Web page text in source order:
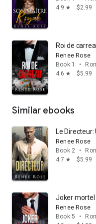
4.9 star $2.99
Roi de
Renee Rose
Book 1
•
4.6 star $5.99
Similar ebooks
Le
Renee Rose
Book 2
•
4.7 star $5.99
Joker mortel
Renee Rose
Book 5
•